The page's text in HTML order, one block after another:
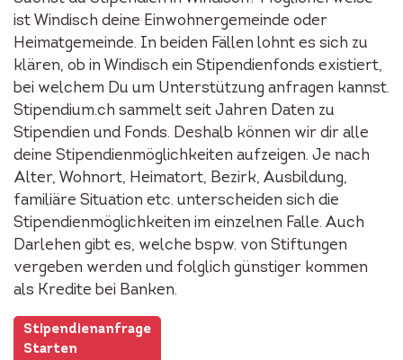
ist Windisch deine Einwohnergemeinde oder
Heimatgemeinde. In beiden Fällen lohnt es sich zu
klären, ob in Windisch ein Stipendienfonds existiert,
bei welchem Du um Unterstützung anfragen kannst.
Stipendium.ch sammelt seit Jahren Daten zu
Stipendien und Fonds. Deshalb können wir dir alle
deine Stipendienmöglichkeiten aufzeigen. Je nach
Alter, Wohnort, Heimatort, Bezirk, Ausbildung,
familiäre Situation etc. unterscheiden sich die
Stipendienmöglichkeiten im einzelnen Falle. Auch
Darlehen gibt es, welche bspw. von Stiftungen
vergeben werden und folglich günstiger kommen
als Kredite bei Banken.
Stipendienanfrage
Starten